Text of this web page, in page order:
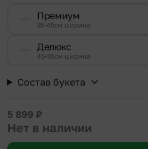
Премиум
35-45см ширина
Делюкс
45-55см ширина
Состав букета
5 899 ₽
Нет в наличии